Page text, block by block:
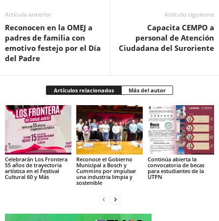
Artículo anterior
Reconocen en la OMEJ a
padres de familia con
emotivo festejo por el Día
del Padre
Artículo siguiente
Capacita CEMPO a
personal de Atención
Ciudadana del Suroriente
Artículos relacionados Más del autor
Celebrarán Los Frontera
55 años de trayectoria
artística en el Festival
Cultural 60 y Más
Reconoce el Gobierno
Municipal a Bosch y
Cummins por impulsar
una industria limpia y
sostenible
Continúa abierta la
convocatoria de becas
para estudiantes de la
UTPN